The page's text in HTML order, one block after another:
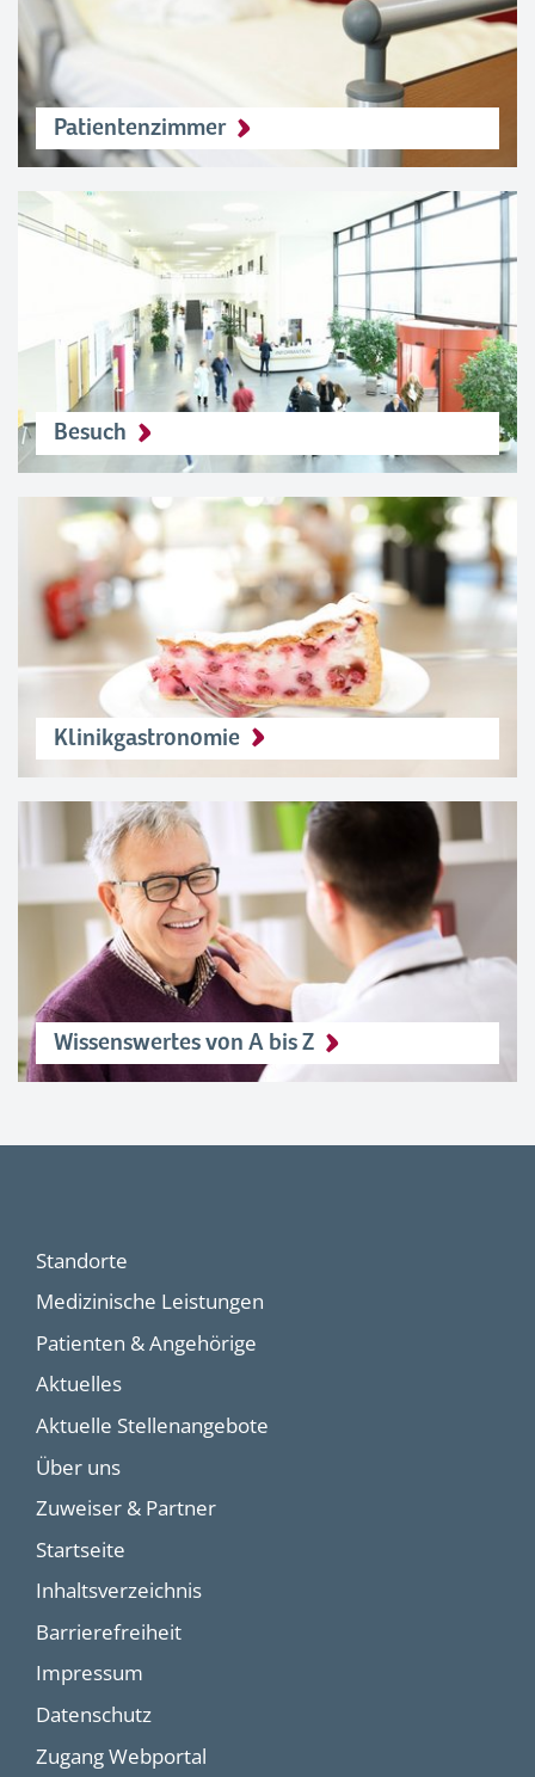
Patientenzimmer
Besuch
Klinikgastronomie
Wissenswertes von A bis Z
Standorte
Medizinische Leistungen
Patienten & Angehörige
Aktuelles
Aktuelle Stellenangebote
Über uns
Zuweiser & Partner
Startseite
Inhaltsverzeichnis
Barrierefreiheit
Impressum
Datenschutz
Zugang Webportal